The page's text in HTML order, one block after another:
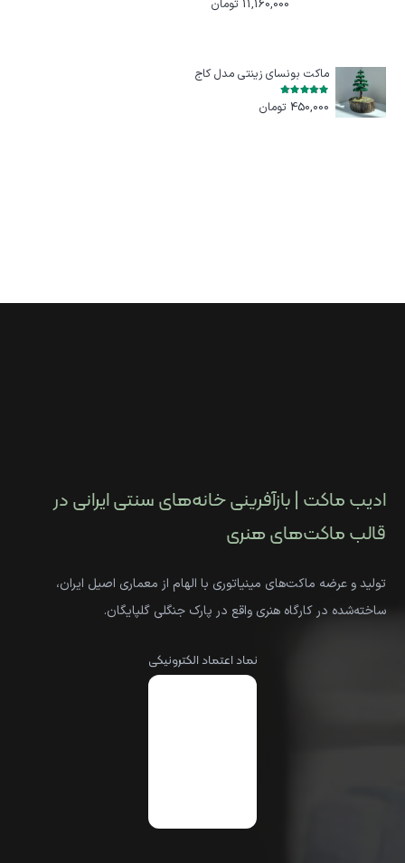
11,160,000 تومان
ماکت بونسای زینتی مدل کاج
امتیاز از 5
450,000 تومان
ادیب ماکت | بازآفرینی خانه‌های سنتی ایرانی در
قالب ماکت‌های هنری
تولید و عرضه ماکت‌های مینیاتوری با الهام از معماری اصیل ایران،
ساخته‌شده در کارگاه هنری واقع در پارک جنگلی گلپایگان.
نماد اعتماد الکترونیکی